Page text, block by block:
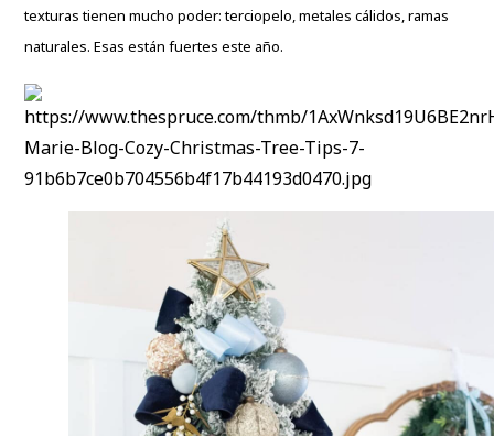
texturas tienen mucho poder: terciopelo, metales cálidos, ramas
naturales. Esas están fuertes este año.